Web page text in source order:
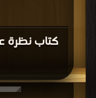
كتاب نظرة